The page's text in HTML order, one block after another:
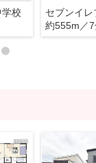
校
約555m／